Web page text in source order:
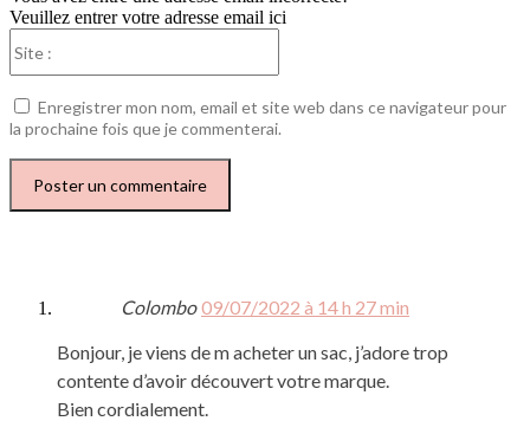
Colombo 09/07/2022 à 14 h 27 min
Bonjour, je viens de m acheter un sac, j’adore trop
contente d’avoir découvert votre marque.
Bien cordialement.
Veuillez entrer votre adresse email ici
Enregistrer mon nom, email et site web dans ce navigateur pour
la prochaine fois que je commenterai.